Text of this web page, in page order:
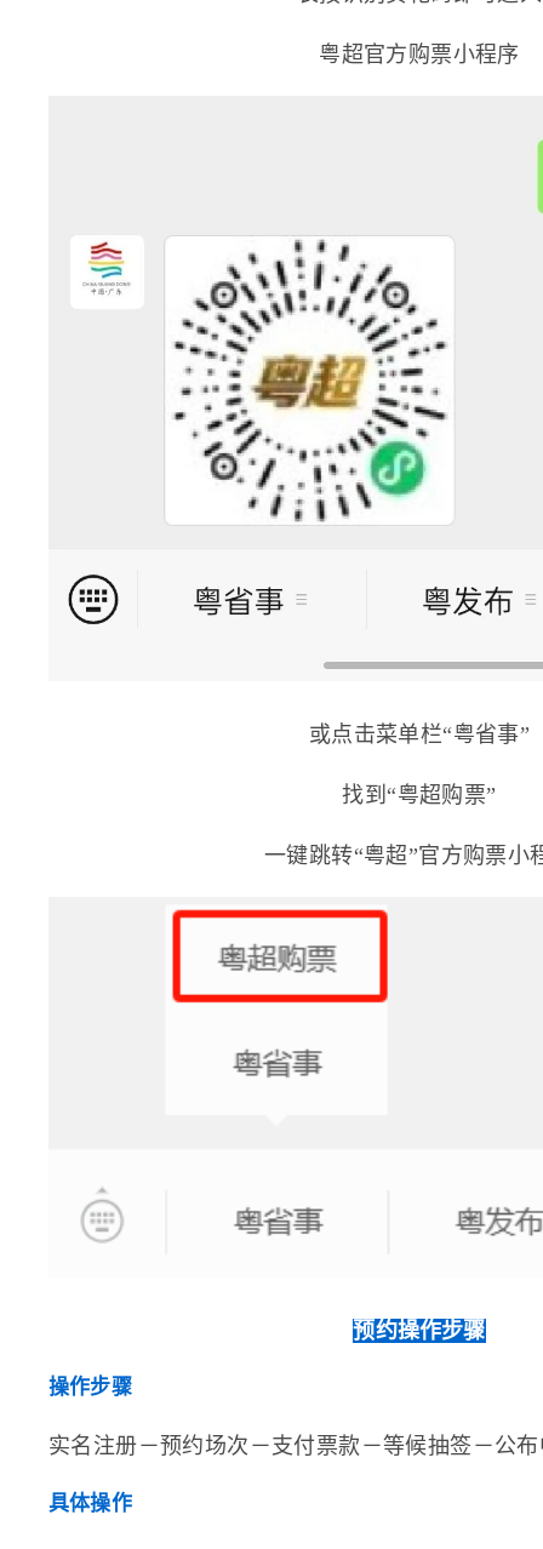
粤超官方购票小程序
或点击菜单栏“粤省事”
找到“粤超购票”
一键跳转“粤超”官方购票小
预约操作步骤
操作步骤
实名注册－预约场次－支付票款－等候抽签－公
具体操作